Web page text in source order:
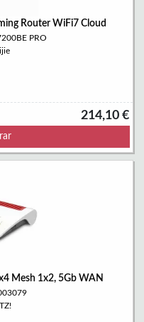
Router WiFi7 Cloud
PRO
214,10 €
Mesh 1x2, 5Gb WAN